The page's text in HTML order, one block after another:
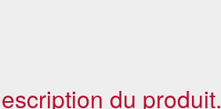
du produit.